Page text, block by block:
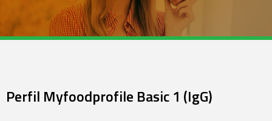
Perfil Myfoodprofile Basic 1 (IgG)